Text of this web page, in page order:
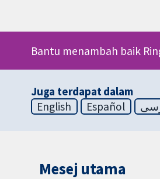
Bantu menambah baik
Juga terdapat dalam
English
Español
Mesej utama